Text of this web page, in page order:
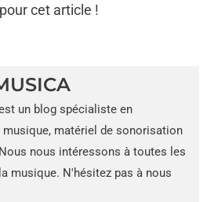
cet article !
un blog spécialiste en
musique, matériel de sonorisation
nous intéressons à toutes les
musique. N'hésitez pas à nous